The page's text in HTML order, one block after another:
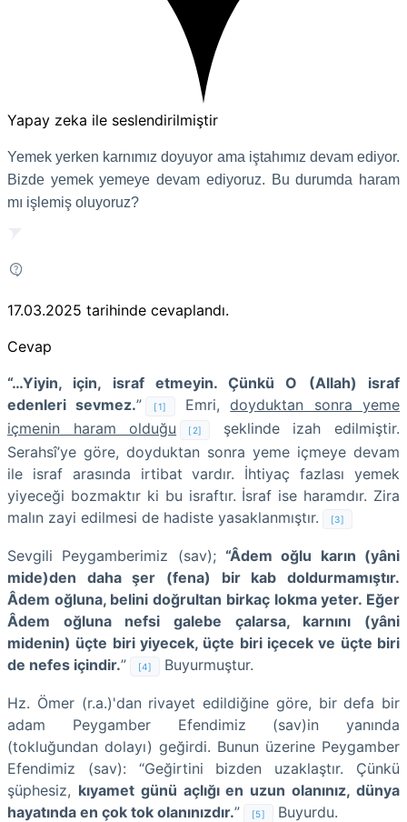
Yapay zeka ile seslendirilmiştir
Yemek yerken karnımız doyuyor ama iştahımız devam ediyor.
Bizde yemek yemeye devam ediyoruz. Bu durumda haram
mı işlemiş oluyoruz?
17.03.2025 tarihinde cevaplandı.
Cevap
“…Yiyin, için, israf etmeyin. Çünkü O (Allah) israf
edenleri sevmez.” [1] Emri,doyduktan sonra yeme
içmenin haram olduğu
[2]
şeklinde izah edilmiştir.
Serahsî’ye göre, doyduktan sonra yeme içmeye devam
ile israf arasında irtibat vardır. İhtiyaç fazlası yemek
yiyeceği bozmaktır ki bu israftır. İsraf ise haramdır. Zira
malın zayi edilmesi de hadiste yasaklanmıştır.
[3]
Sevgili Peygamberimiz (sav); “Âdem oğlu karın (yâni
mide)den daha şer (fena) bir kab doldurmamıştır.
Âdem oğluna, belini doğrultan birkaç lokma yeter. Eğer
Âdem oğluna nefsi galebe çalarsa, karnını (yâni
midenin) üçte biri yiyecek, üçte biri içecek ve üçte biri
de nefes içindir.” [4] Buyurmuştur.
Hz. Ömer (r.a.)'dan rivayet edildiğine göre, bir defa bir
adam Peygamber Efendimiz (sav)in yanında
(tokluğundan dolayı) geğirdi. Bunun üzerine Peygamber
Efendimiz (sav): “Geğirtini bizden uzaklaştır. Çünkü
şüphesiz, kıyamet günü açlığı en uzun olanınız, dünya
hayatında en çok tok olanınızdır.” [5] Buyurdu.